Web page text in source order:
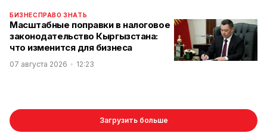
БИЗНЕСПРАВО ЗНАТЬ
Масштабные поправки в налоговое
законодательство Кыргызстана:
что изменится для бизнеса
07 августа 2026 12:23
Загрузить больше